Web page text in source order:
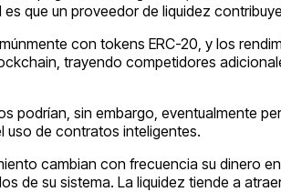
que un proveedor de liquidez
con tokens ERC-20, y los
trayendo competidores
sin embargo, eventualmente
uso de contratos inteligentes.
cambian con frecuencia su dinero
de su sistema. La liquidez tiende a